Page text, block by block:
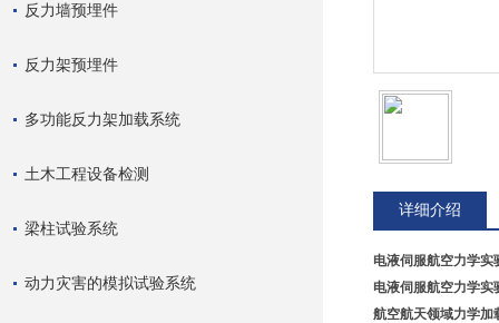
反力墙预埋件
反力架预埋件
多功能反力架加载系统
土木工程设备检测
梁柱试验系统
动力灾害的模拟试验系统
详细介绍
电液伺服航空力学实
电液伺服航空力学实
航空航天领域力学加